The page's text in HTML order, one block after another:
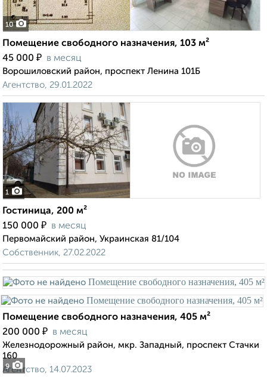
10
Помещение свободного назначения, 103 м²
45 000 ₽ в месяц
Ворошиловский район, проспект Ленина 101Б
Агентство, 29.01.2022
1
Гостиница, 200 м²
150 000 ₽ в месяц
Первомайский район, Украинская 81/104
Собственник, 27.02.2022
9
Помещение свободного назначения, 405 м²
200 000 ₽ в месяц
Железнодорожный район, мкр. Западный, проспект Стачки
160
Агентство, 14.07.2023